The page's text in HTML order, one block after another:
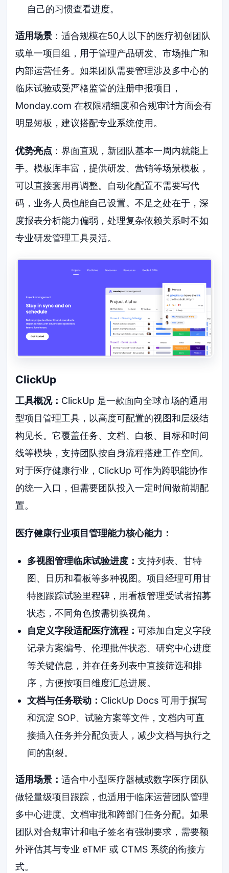
自己的习惯查看进度。
适用场景 ：适合规模在50人以下的医疗初创团队
或单一项目组，用于管理产品研发、市场推广和
内部运营任务。如果团队需要管理涉及多中心的
临床试验或受严格监管的注册申报项目，
Monday.com 在权限精细度和合规审计方面会有
明显短板，建议搭配专业系统使用。
优势亮点 ：界面直观，新团队基本一周内就能上
手。模板库丰富，提供研发、营销等场景模板，
可以直接套用再调整。自动化配置不需要写代
码，业务人员也能自己设置。不足之处在于，深
度报表分析能力偏弱，处理复杂依赖关系时不如
专业研发管理工具灵活。
ClickUp
工具概况： ClickUp 是一款面向全球市场的通用
型项目管理工具，以高度可配置的视图和层级结
构见长。它覆盖任务、文档、白板、目标和时间
线等模块，支持团队按自身流程搭建工作空间。
对于医疗健康行业，ClickUp 可作为跨职能协作
的统一入口，但需要团队投入一定时间做前期配
置。
医疗健康行业项目管理能力核心能力：
多视图管理临床试验进度： 支持列表、甘特
图、日历和看板等多种视图。项目经理可用甘
特图跟踪试验里程碑，用看板管理受试者招募
状态，不同角色按需切换视角。
自定义字段适配医疗流程： 可添加自定义字段
记录方案编号、伦理批件状态、研究中心进度
等关键信息，并在任务列表中直接筛选和排
序，方便按项目维度汇总进展。
文档与任务联动： ClickUp Docs 可用于撰写
和沉淀 SOP、试验方案等文件，文档内可直
接插入任务并分配负责人，减少文档与执行之
间的割裂。
适用场景：适合中小型医疗器械或数字医疗团队
做轻量级项目跟踪，也适用于临床运营团队管理
多中心进度、文档审批和跨部门任务分配。如果
团队对合规审计和电子签名有强制要求，需要额
外评估其与专业 eTMF 或 CTMS 系统的衔接方
式。